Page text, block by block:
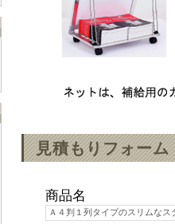
見積もりフォーム
商品名